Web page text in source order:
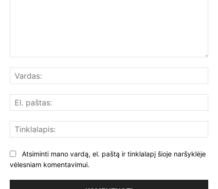
Atsiminti mano vardą, el. paštą ir tinklalapį šioje naršyklėje
vėlesniam komentavimui.